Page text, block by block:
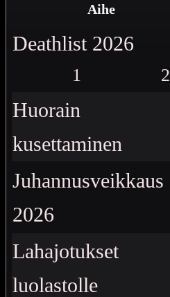
Aihe
Deathlist 2026
1 2
Huorain
kusettaminen
Juhannusveikkaus
2026
Lahajotukset
luolastolle